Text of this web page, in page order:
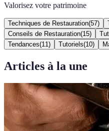
Valorisez votre patrimoine
Techniques de Restauration(57)
Conseils de Restauration(15)
Tendances(11 ) Tutoriels(10)
Articles à la une